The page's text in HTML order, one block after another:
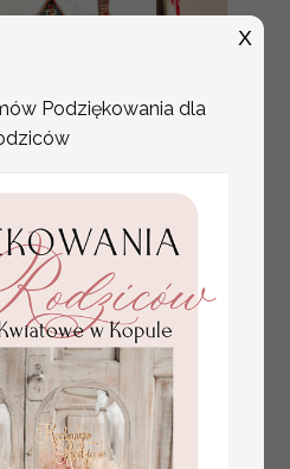
z
5.00 / 4.07 PLN
brutto / netto
Podziękowania dla
X